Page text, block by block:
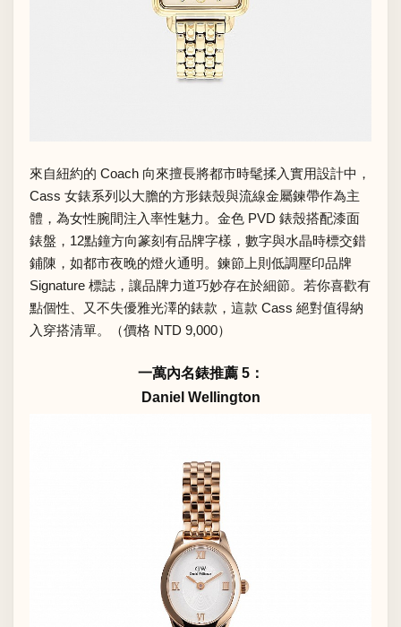
來自紐約的 Coach 向來擅長將都市時髦揉入實用設計中，
Cass 女錶系列以大膽的方形錶殼與流線金屬鍊帶作為主
體，為女性腕間注入率性魅力。金色 PVD 錶殼搭配漆面
錶盤，12點鐘方向篆刻有品牌字樣，數字與水晶時標交錯
鋪陳，如都市夜晚的燈火通明。鍊節上則低調壓印品牌
Signature 標誌，讓品牌力道巧妙存在於細節。若你喜歡有
點個性、又不失優雅光澤的錶款，這款 Cass 絕對值得納
入穿搭清單。（價格 NTD 9,000）
一萬內名錶推薦 5：
Daniel Wellington